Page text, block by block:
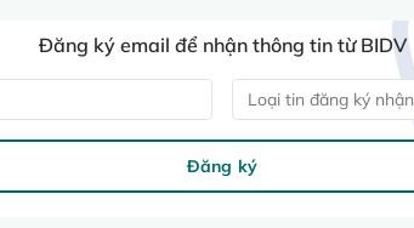
Đăng ký email để nhận thông tin từ BIDV
Loại tin đăng ký nhận
Đăng ký